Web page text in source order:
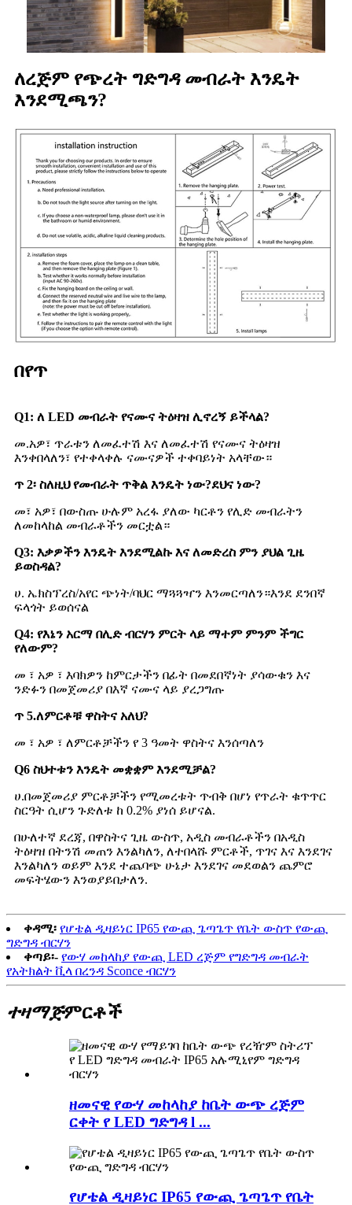
ለረጅም የጭረት ግድግዳ መብራት እንዴት
እንደሚጫን?
በየጥ
Q1: ለ LED መብራት የናሙና ትዕዛዝ ሊኖረኝ ይችላል?
መ.አዎ፣ ጥራቱን ለመፈተሽ እና ለመፈተሽ የናሙና ትዕዛዝ
እንቀበላለን፣ የተቀላቀሉ ናሙናዎች ተቀባይነት አላቸው።
ጥ 2፡ ስለዚህ የመብራት ጥቅል እንዴት ነው?ደህና ነው?
መ፣ አዎ፣ በውስጡ ሁሉም አረፋ ያለው ካርቶን የሊድ መብራትን
ለመከላከል መብራቶችን መርቷል።
Q3: እቃዎችን እንዴት እንደሚልኩ እና ለመድረስ ምን ያህል ጊዜ
ይወስዳል?
ሀ. ኤክስፕረስ/አየር ጭነት/ባህር ማጓጓዣን እንመርጣለን።እንደ ደንበኛ
ፍላጎት ይወሰናል
Q4: የእኔን አርማ በሊድ ብርሃን ምርት ላይ ማተም ምንም ችግር
የለውም?
መ ፣ አዎ ፣ እባክዎን ከምርታችን በፊት በመደበኛነት ያሳውቁን እና
ንድፉን በመጀመሪያ በእኛ ናሙና ላይ ያረጋግጡ
ጥ 5.ለምርቶቹ ዋስትና አለህ?
መ ፣ አዎ ፣ ለምርቶቻችን የ 3 ዓመት ዋስትና እንሰጣለን
Q6 ስህተቱን እንዴት መቋቋም እንደሚቻል?
ሀ.በመጀመሪያ ምርቶቻችን የሚመረቱት ጥብቅ በሆነ የጥራት ቁጥጥር
ስርዓት ሲሆን ጉድለቱ ከ 0.2% ያነሰ ይሆናል.
በሁለተኛ ደረጃ, በዋስትና ጊዜ ውስጥ, አዲስ መብራቶችን በአዲስ
ትዕዛዝ በትንሽ መጠን እንልካለን, ለተበላሹ ምርቶች, ጥገና እና እንደገና
እንልካለን ወይም እንደ ተጨባጭ ሁኔታ እንደገና መደወልን ጨምሮ
መፍትሄውን እንወያይበታለን.
ቀዳሚ፡ የሆቴል ዲዛይነር IP65 የውጪ ጌጣጌጥ የቤት ውስጥ የውጪ
ግድግዳ ብርሃን
ቀጣይ፡- የውሃ መከላከያ የውጪ LED ረጅም የግድግዳ መብራት
የአትክልት ቪላ በረንዳ Sconce ብርሃን
ተዛማጅምርቶች
ዘመናዊ የውሃ መከላከያ ከቤት ውጭ ረጅም
ርቀት የ LED ግድግዳ l ...
የሆቴል ዲዛይነር IP65 የውጪ ጌጣጌጥ የቤት